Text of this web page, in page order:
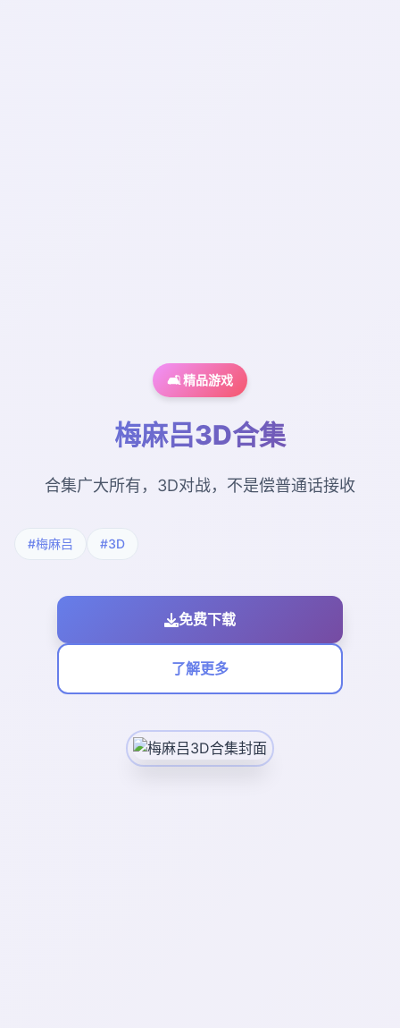
🛋️ 精品游戏
梅麻吕3D合集
合集广大所有，3D对战，不是偿普通话接收
#梅麻吕 #3D
免费下载
了解更多